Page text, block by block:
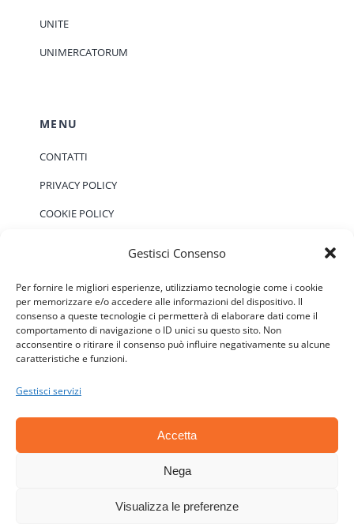
Gestisci Consenso
Per fornire le migliori esperienze, utilizziamo tecnologie come i cookie
per memorizzare e/o accedere alle informazioni del dispositivo. Il
consenso a queste tecnologie ci permetterà di elaborare dati come il
comportamento di navigazione o ID unici su questo sito. Non
acconsentire o ritirare il consenso può influire negativamente su alcune
caratteristiche e funzioni.
Gestisci servizi
Accetta
Nega
Visualizza le preferenze
UNITE
UNIMERCATORUM
MENU
CONTATTI
PRIVACY POLICY
COOKIE POLICY
EVENTI
Notice
Non ci sono eventi previsti.
© Copyright 2006 - 2026 | ATSC - Agenti Teramo
Senza Confini - P.IVA: 01646590677 - CF:
Esse-W-Emme.net